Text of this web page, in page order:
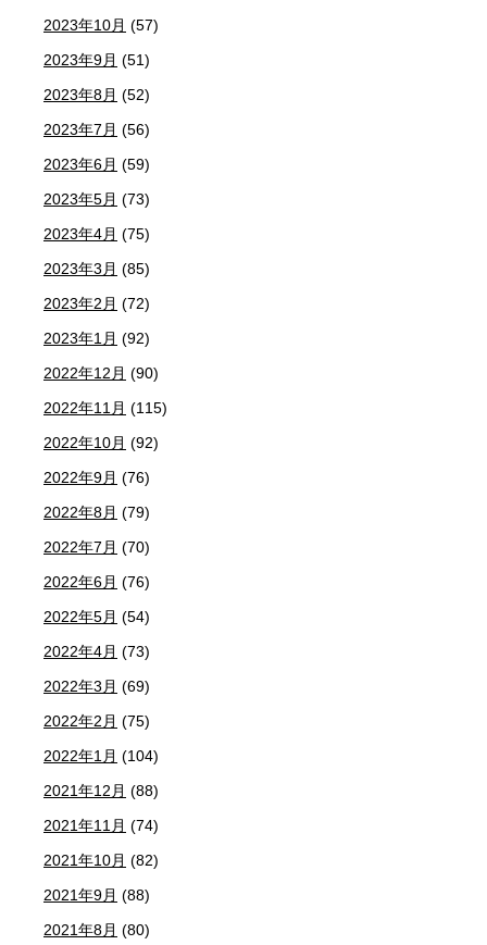
2023年10月 (57)
2023年9月 (51)
2023年8月 (52)
2023年7月 (56)
2023年6月 (59)
2023年5月 (73)
2023年4月 (75)
2023年3月 (85)
2023年2月 (72)
2023年1月 (92)
2022年12月 (90)
2022年11月 (115)
2022年10月 (92)
2022年9月 (76)
2022年8月 (79)
2022年7月 (70)
2022年6月 (76)
2022年5月 (54)
2022年4月 (73)
2022年3月 (69)
2022年2月 (75)
2022年1月 (104)
2021年12月 (88)
2021年11月 (74)
2021年10月 (82)
2021年9月 (88)
2021年8月 (80)